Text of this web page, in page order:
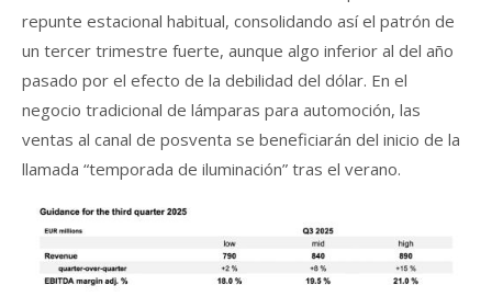
repunte estacional habitual, consolidando así el patrón de
un tercer trimestre fuerte, aunque algo inferior al del año
pasado por el efecto de la debilidad del dólar. En el
negocio tradicional de lámparas para automoción, las
ventas al canal de posventa se beneficiarán del inicio de la
llamada “temporada de iluminación” tras el verano.